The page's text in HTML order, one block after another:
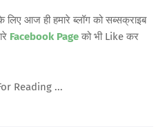
लिए आज ही हमारे ब्लॉग को सब्सक्राइब
Facebook Page को भी Like कर
Reading ...